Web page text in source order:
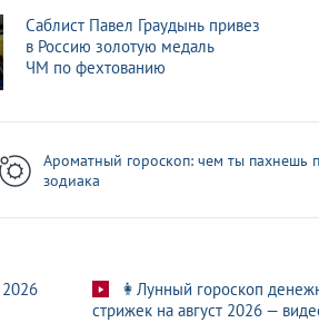
Ивлиевой
Саблист Павел Граудынь привез
в Россию золотую медаль
ЧМ по фехтованию
Ароматный гороскоп: чем ты пахнешь
зодиака
2026
👩Лунный гороскоп
стрижек на август 2026 —